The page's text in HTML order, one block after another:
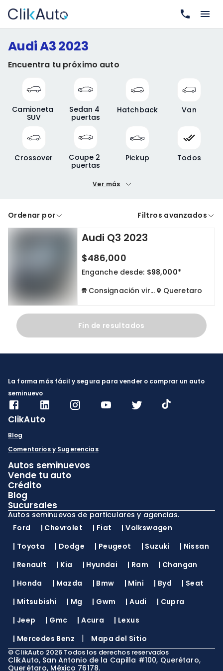
Audi A3 2023
Encuentra tu próximo auto
Camioneta
SUV
Sedan 4
puertas
Hatchback Van
Crossover
Coupe 2
puertas
Pickup Todos
Precio máximo
A crédito De contado
Cdmx y Edo Mex Querétaro
Negociar precio
Borrar todo
Ver más
Ordenar por Filtros avanzados
Audi Q3 2023
$486,000
Enganche desde: $98,000*
Consignación virtual
Queretaro
Fin de resultados
La forma más fácil y segura para vender o comprar un auto
seminuevo
ClikAuto
Blog
Comentarios y Sugerencias
Autos seminuevos
Vende tu auto
Crédito
Blog
Sucursales
Autos seminuevos de particulares y agencias.
Ford
| Chevrolet | Fiat |Volkswagen
| Toyota | Dodge | Peugeot | Suzuki | Nissan
| Renault | Kia | Hyundai | Ram | Changan
| Honda | Mazda | Bmw | Mini | Byd | Seat
| Mitsubishi | Mg | Gwm |Audi | Cupra
| Jeep | Gmc |Acura | Lexus
| Mercedes Benz | Mapa del Sitio
© ClikAuto 2026 Todos los derechos reservados
ClikAuto, San Antonio de la Capilla #100, Querétaro,
Querétaro, México 76178.